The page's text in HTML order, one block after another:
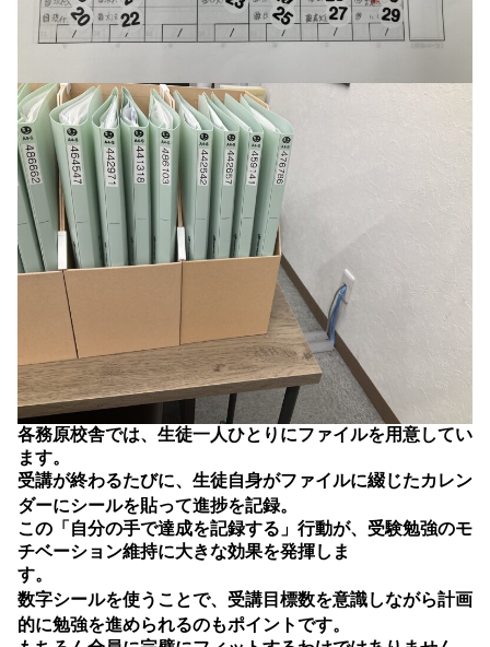
各務原校舎では、生徒一人ひとりにファイルを用意してい
ます。
受講が終わるたびに、生徒自身がファイルに綴じたカレン
ダーにシールを貼って進捗を記録。
この「自分の手で達成を記録する」行動が、受験勉強のモ
チベーション維持に大きな効果を発揮しま
す。
数字シールを使うことで、 受講目標数を意識しながら計画
的に勉強を進められるのもポイントです。